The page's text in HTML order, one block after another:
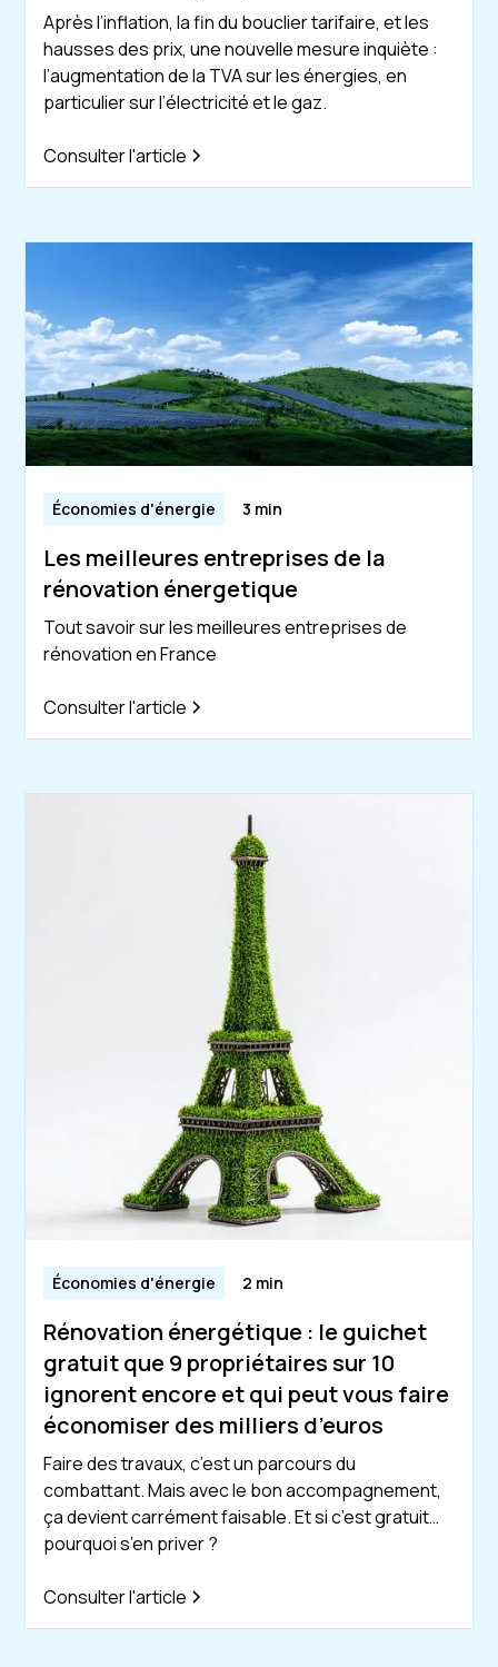
Après l’inflation, la fin du bouclier tarifaire, et les
hausses des prix, une nouvelle mesure inquiète :
l’augmentation de la TVA sur les énergies, en
particulier sur l’électricité et le gaz.
Consulter l'article
Économies d'énergie 3 min
Les meilleures entreprises de la
rénovation énergetique
Tout savoir sur les meilleures entreprises de
rénovation en France
Consulter l'article
Économies d'énergie 2 min
Rénovation énergétique : le guichet
gratuit que 9 propriétaires sur 10
ignorent encore et qui peut vous faire
économiser des milliers d’euros
Faire des travaux, c’est un parcours du
combattant. Mais avec le bon accompagnement,
ça devient carrément faisable. Et si c’est gratuit…
pourquoi s’en priver ?
Consulter l'article